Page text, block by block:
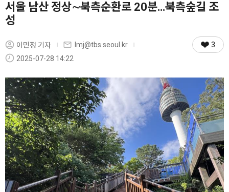
서울 남산 정상∼북측순환로 20분…북측숲길 조
성
이민정 기자
lmj@tbs.seoul.kr
2025-07-28 14:22
3